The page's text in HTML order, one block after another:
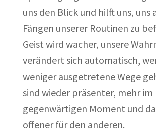
uns den Blick und hilft uns, uns
Fängen unserer Routinen zu
Geist wird wacher, unsere
verändert sich automatisch,
weniger ausgetretene Wege
sind wieder präsenter, mehr im
gegenwärtigen Moment und
offener für den anderen.